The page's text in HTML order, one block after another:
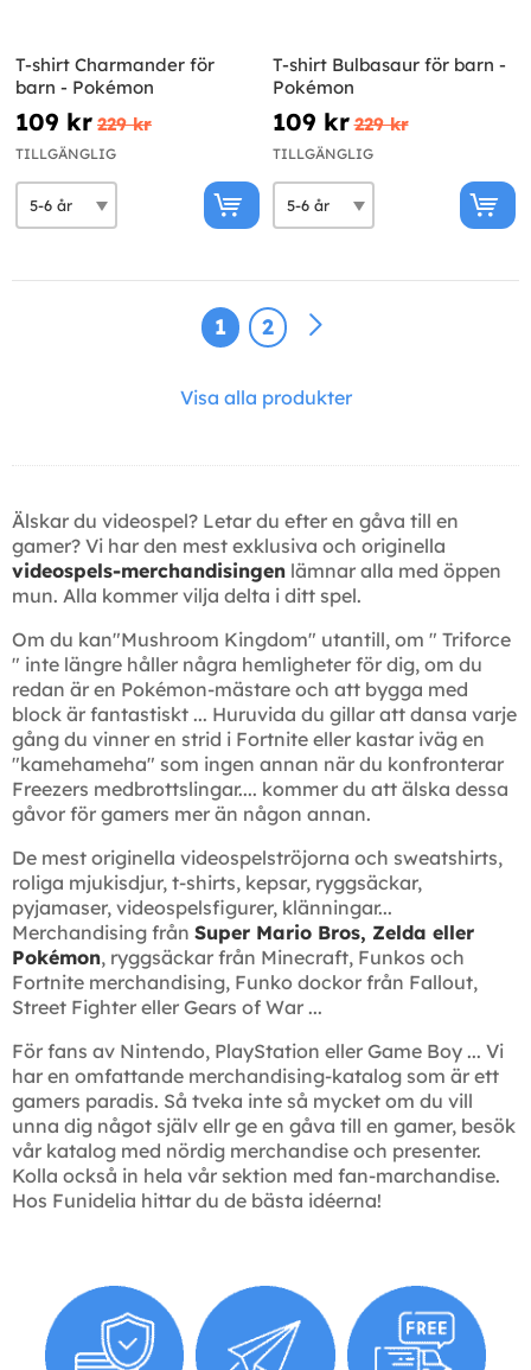
T-shirt Charmander för
barn - Pokémon
109 kr 229 kr
TILLGÄNGLIG
T-shirt Bulbasaur för barn -
Pokémon
109 kr 229 kr
TILLGÄNGLIG
1 2
Visa alla produkter
Älskar du videospel? Letar du efter en gåva till en
gamer? Vi har den mest exklusiva och originella
videospels-merchandisingen lämnar alla med öppen
mun. Alla kommer vilja delta i ditt spel.
Om du kan"Mushroom Kingdom" utantill, om " Triforce
" inte längre håller några hemligheter för dig, om du
redan är en Pokémon-mästare och att bygga med
block är fantastiskt ... Huruvida du gillar att dansa varje
gång du vinner en strid i Fortnite eller kastar iväg en
"kamehameha" som ingen annan när du konfronterar
Freezers medbrottslingar.... kommer du att älska dessa
gåvor för gamers mer än någon annan.
De mest originella videospelströjorna och sweatshirts,
roliga mjukisdjur, t-shirts, kepsar, ryggsäckar,
pyjamaser, videospelsfigurer, klänningar...
Merchandising från Super Mario Bros, Zelda eller
Pokémon, ryggsäckar från Minecraft, Funkos och
Fortnite merchandising, Funko dockor från Fallout,
Street Fighter eller Gears of War ...
För fans av Nintendo, PlayStation eller Game Boy ... Vi
har en omfattande merchandising-katalog som är ett
gamers paradis. Så tveka inte så mycket om du vill
unna dig något själv ellr ge en gåva till en gamer, besök
vår katalog med nördig merchandise och presenter.
Kolla också in hela vår sektion med fan-marchandise.
Hos Funidelia hittar du de bästa idéerna!